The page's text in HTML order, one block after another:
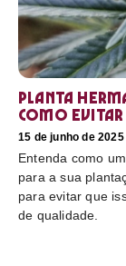
Planta
como evitar
15 de junho de 2025
Entenda como
para a sua
para evitar que
de qualidade.